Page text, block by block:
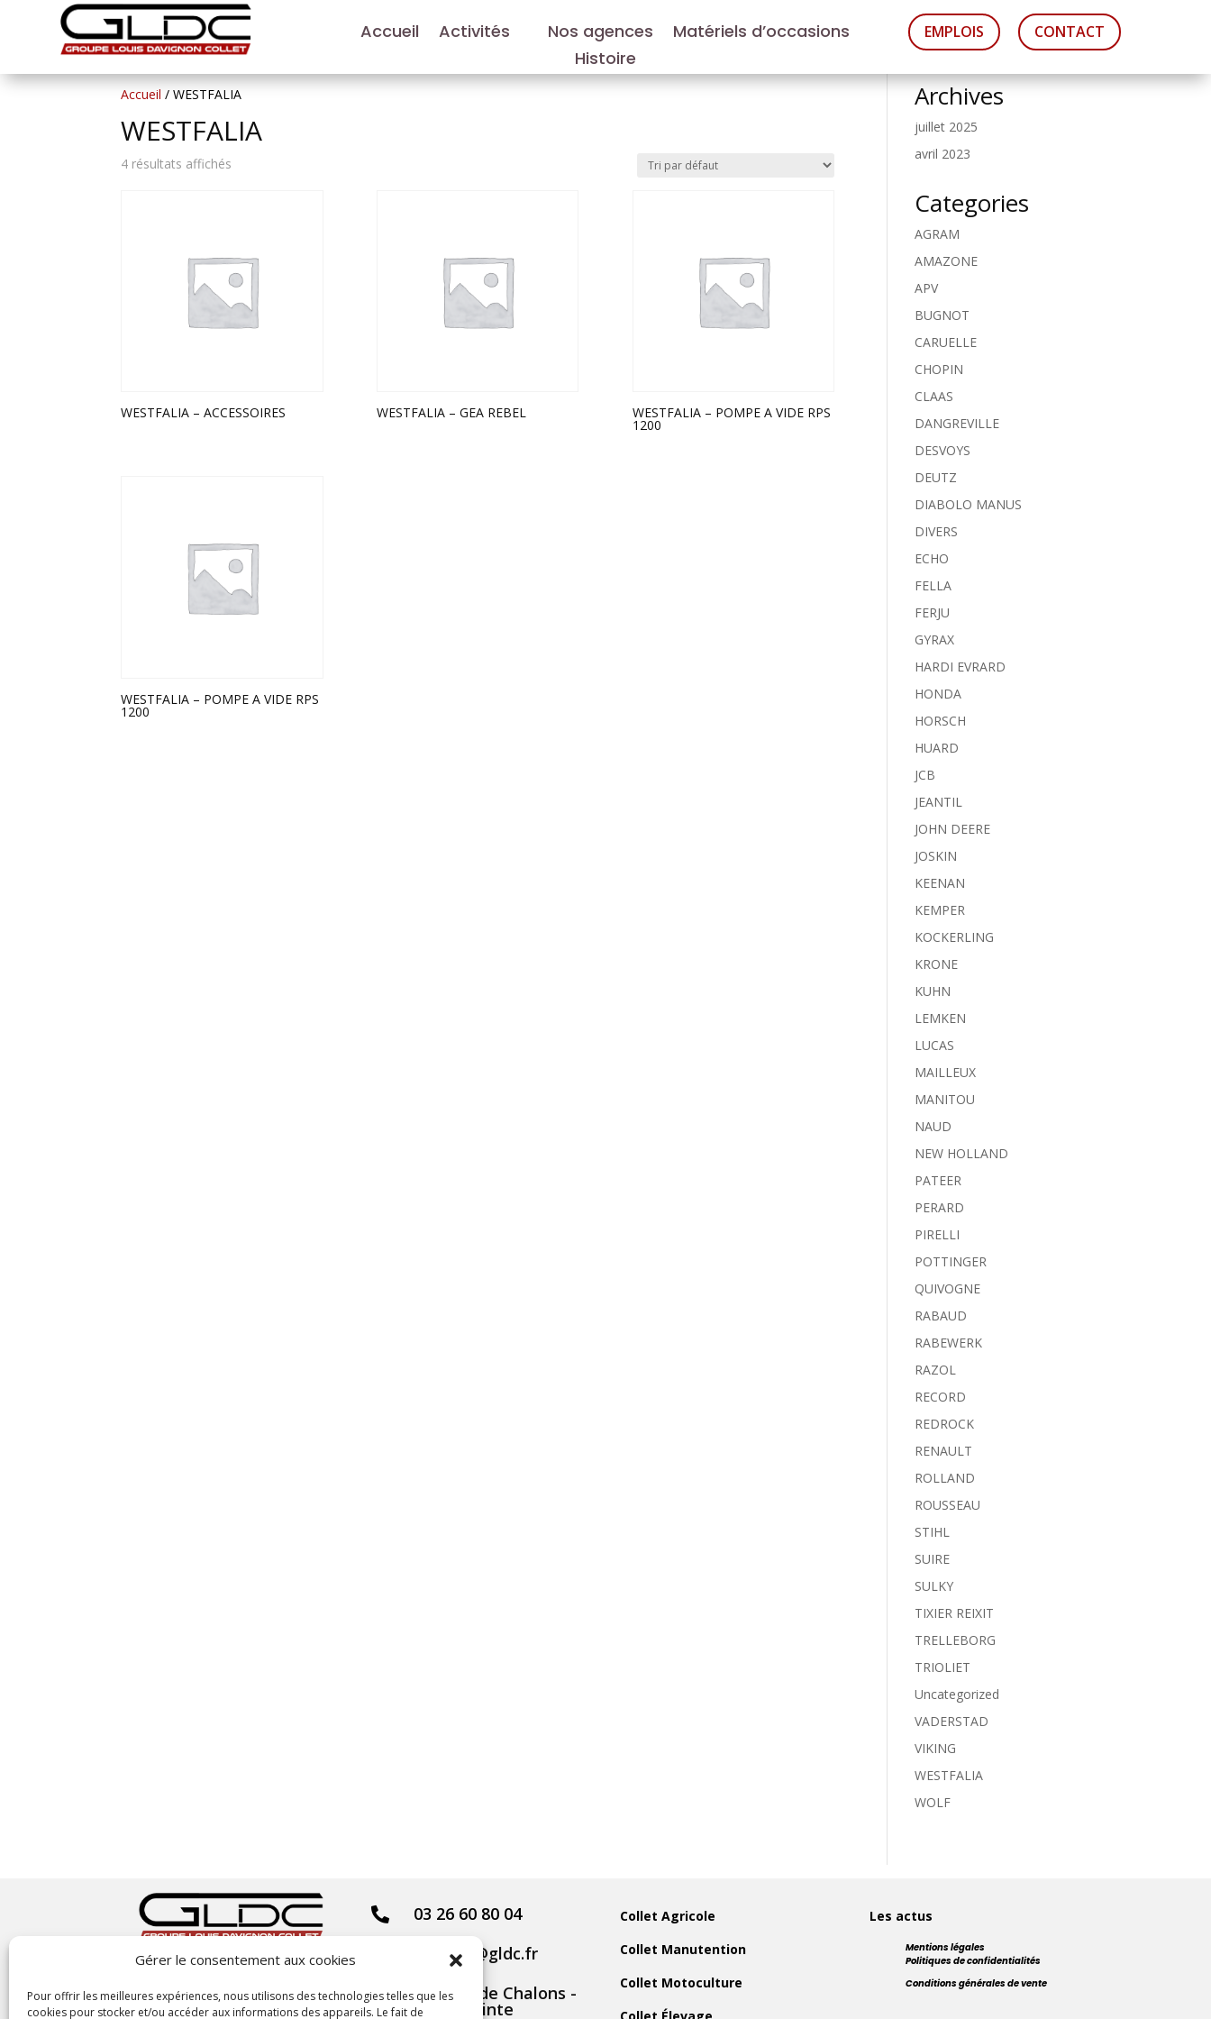
Gérer le consentement aux cookies
Pour offrir les meilleures expériences, nous utilisons des technologies telles que les
cookies pour stocker et/ou accéder aux informations des appareils. Le fait de
Accueil Activités Nos agences
Matériels d’occasions
Histoire
EMPLOIS CONTACT
Accueil / WESTFALIA
WESTFALIA
4 résultats affichés
WESTFALIA – ACCESSOIRES WESTFALIA – GEA REBEL WESTFALIA – POMPE A VIDE RPS
1200
WESTFALIA – POMPE A VIDE RPS
1200
Archives
juillet 2025
avril 2023
Categories
AGRAM
AMAZONE
APV
BUGNOT
CARUELLE
CHOPIN
CLAAS
DANGREVILLE
DESVOYS
DEUTZ
DIABOLO MANUS
DIVERS
ECHO
FELLA
FERJU
GYRAX
HARDI EVRARD
HONDA
HORSCH
HUARD
JCB
JEANTIL
JOHN DEERE
JOSKIN
KEENAN
KEMPER
KOCKERLING
KRONE
KUHN
LEMKEN
LUCAS
MAILLEUX
MANITOU
NAUD
NEW HOLLAND
PATEER
PERARD
PIRELLI
POTTINGER
QUIVOGNE
RABAUD
RABEWERK
RAZOL
RECORD
REDROCK
RENAULT
ROLLAND
ROUSSEAU
STIHL
SUIRE
SULKY
TIXIER REIXIT
TRELLEBORG
TRIOLIET
Uncategorized
VADERSTAD
VIKING
WESTFALIA
WOLF
 03 26 60 80 04
contact@gldc.fr
 5 Route de Chalons -
51800 Sainte
Collet Agricole
Collet Manutention
Collet Motoculture
Les actus
Mentions légales
Politiques de confidentialités
Conditions générales de vente